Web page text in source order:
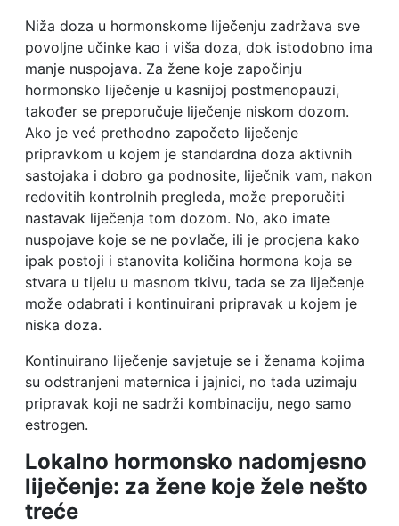
Niža doza u hormonskome liječenju zadržava sve
povoljne učinke kao i viša doza, dok istodobno ima
manje nuspojava. Za žene koje započinju
hormonsko liječenje u kasnijoj postmenopauzi,
također se preporučuje liječenje niskom dozom.
Ako je već prethodno započeto liječenje
pripravkom u kojem je standardna doza aktivnih
sastojaka i dobro ga podnosite, liječnik vam, nakon
redovitih kontrolnih pregleda, može preporučiti
nastavak liječenja tom dozom. No, ako imate
nuspojave koje se ne povlače, ili je procjena kako
ipak postoji i stanovita količina hormona koja se
stvara u tijelu u masnom tkivu, tada se za liječenje
može odabrati i kontinuirani pripravak u kojem je
niska doza.
Kontinuirano liječenje savjetuje se i ženama kojima
su odstranjeni maternica i jajnici, no tada uzimaju
pripravak koji ne sadrži kombinaciju, nego samo
estrogen.
Lokalno hormonsko nadomjesno
liječenje: za žene koje žele nešto
treće